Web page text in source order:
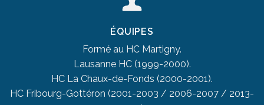
ÉQUIPES
Formé au HC Martigny.
Lausanne HC (1999-2000).
HC La Chaux-de-Fonds (2000-2001).
HC Fribourg-Gottéron (2001-2003 / 2006-2007 / 2013-